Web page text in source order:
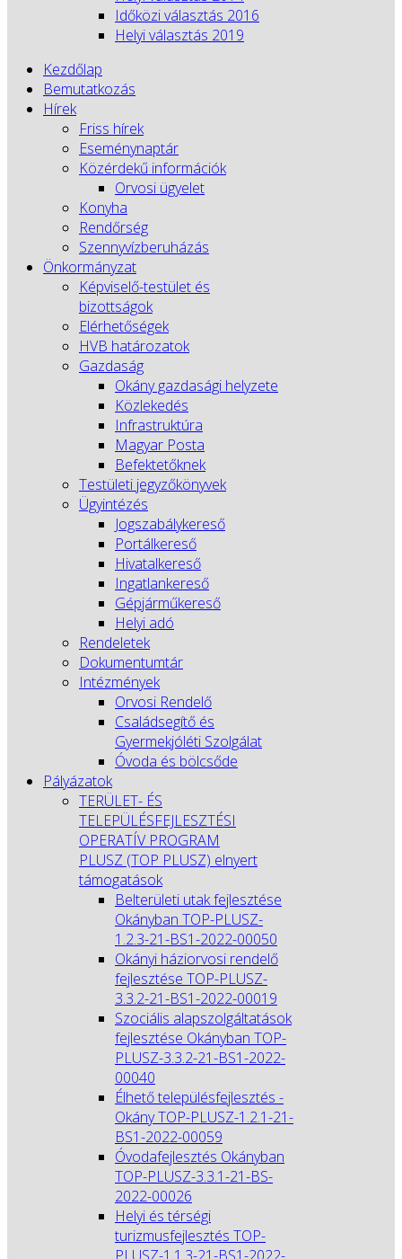
Időközi választás 2016
Helyi választás 2019
Kezdőlap
Bemutatkozás
Hírek
Friss hírek
Eseménynaptár
Közérdekű információk
Orvosi ügyelet
Konyha
Rendőrség
Szennyvízberuházás
Önkormányzat
Képviselő-testület és
bizottságok
Elérhetőségek
HVB határozatok
Gazdaság
Okány gazdasági helyzete
Közlekedés
Infrastruktúra
Magyar Posta
Befektetőknek
Testületi jegyzőkönyvek
Ügyintézés
Jogszabálykereső
Portálkereső
Hivatalkereső
Ingatlankereső
Gépjárműkereső
Helyi adó
Rendeletek
Dokumentumtár
Intézmények
Orvosi Rendelő
Családsegítő és
Gyermekjóléti Szolgálat
Óvoda és bölcsőde
Pályázatok
TERÜLET- ÉS
TELEPÜLÉSFEJLESZTÉSI
OPERATÍV PROGRAM
PLUSZ (TOP PLUSZ) elnyert
támogatások
Belterületi utak fejlesztése
Okányban TOP-PLUSZ-
1.2.3-21-BS1-2022-00050
Okányi háziorvosi rendelő
fejlesztése TOP-PLUSZ-
3.3.2-21-BS1-2022-00019
Szociális alapszolgáltatások
fejlesztése Okányban TOP-
PLUSZ-3.3.2-21-BS1-2022-
00040
Élhető településfejlesztés -
Okány TOP-PLUSZ-1.2.1-21-
BS1-2022-00059
Óvodafejlesztés Okányban
TOP-PLUSZ-3.3.1-21-BS-
2022-00026
Helyi és térségi
turizmusfejlesztés TOP-